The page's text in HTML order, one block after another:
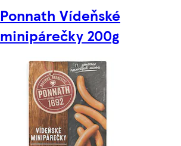
Ponnath Vídeňské
minipárečky 200g